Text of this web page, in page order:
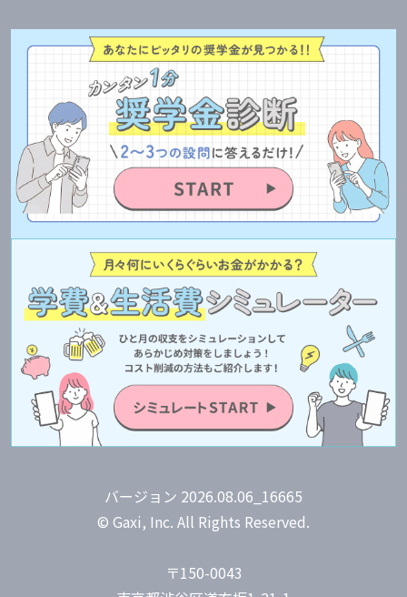
バージョン 2026.08.06_16665
© Gaxi, Inc. All Rights Reserved.
〒150-0043